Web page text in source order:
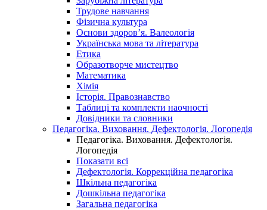
Трудове навчання
Фізична культура
Основи здоров’я. Валеологія
Українська мова та література
Етика
Образотворче мистецтво
Математика
Хімія
Історія. Правознавство
Таблиці та комплекти наочності
Довідники та словники
Педагогіка. Виховання. Дефектологія. Логопедія
Педагогіка. Виховання. Дефектологія.
Логопедія
Показати всі
Дефектологія. Коррекційна педагогіка
Шкільна педагогіка
Дошкільна педагогіка
Загальна педагогіка